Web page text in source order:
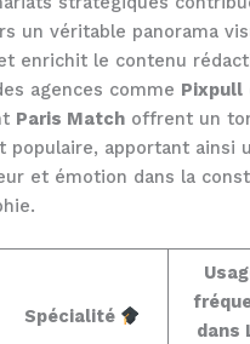
un véritable panorama
enrichit le contenu
agences comme Pixpull
Paris Matchoffrent un
populaire, apportant ainsi
et émotion dans la
Spécialité
dans